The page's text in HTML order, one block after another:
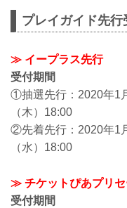
プレイガイド先行
≫ イープラス先行
受付期間
①抽選先行：2020年1
（木）18:00
②先着先行：2020年1
（水）18:00
≫ チケットぴあプリ
受付期間